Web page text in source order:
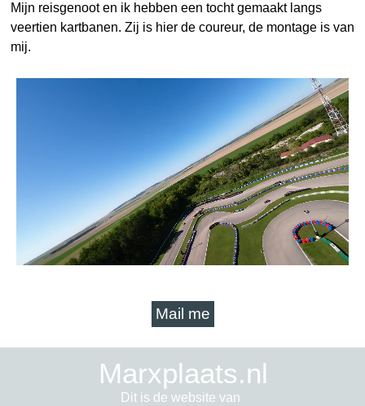
Mijn reisgenoot en ik hebben een tocht gemaakt langs
veertien kartbanen. Zij is hier de coureur, de montage is van
mij.
Mail me
Marxplaats.nl
Dit is de website van